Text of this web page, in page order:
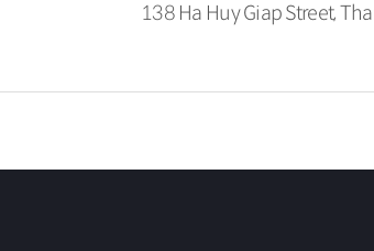
138 Ha Huy Giap Street,